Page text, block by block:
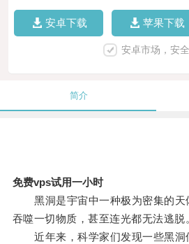
安卓下载 苹果下载
安卓市场，安
简介
免费vps试用一小时
黑洞是宇宙中一种极为密集的天
吞噬一切物质，甚至连光都无法逃脱
近年来，科学家们发现一些黑洞